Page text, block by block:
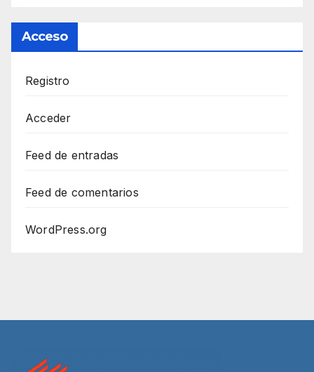
Acceso
Registro
Acceder
Feed de entradas
Feed de comentarios
WordPress.org